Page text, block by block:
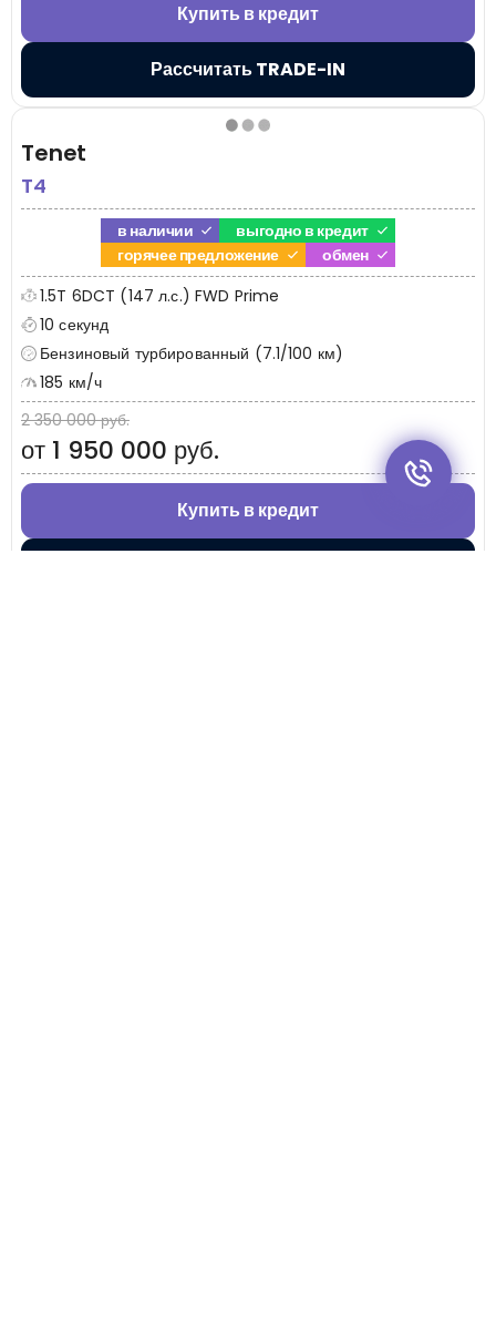
Купить в кредит
Рассчитать TRADE-IN
Tenet
T4
в наличии
выгодно в кредит
горячее предложение
обмен
1.5T 6DCT (147 л.с.) FWD Prime
10 секунд
Бензиновый турбированный (7.1/100 км)
185 км/ч
2 350 000 руб.
от 1 950 000 руб.
Купить в кредит